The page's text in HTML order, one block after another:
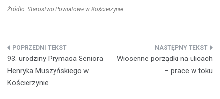
Źródło: Starostwo Powiatowe w Kościerzynie
Nawigacja
wpisu
93. urodziny Prymasa Seniora
Henryka Muszyńskiego w
Kościerzynie
Wiosenne porządki na ulicach
– prace w toku